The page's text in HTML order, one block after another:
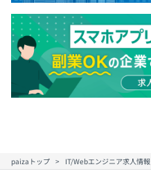
paizaトップ IT/Webエンジニア求人情報